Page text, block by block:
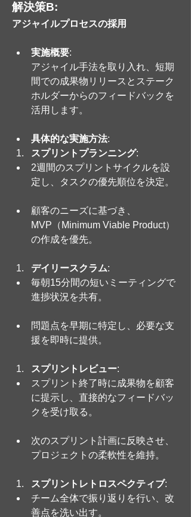
解決策B:
アジャイルプロセスの採用
実施概要:
アジャイル手法を取り入れ、短期
間での成果物リリースとステーク
ホルダーからのフィードバックを
活用します。
具体的な実施方法:
スプリントプランニング:
2週間のスプリントサイクルを設
定し、タスクの優先順位を決定。
顧客のニーズに基づき、
MVP（Minimum Viable Product）
の作成を優先。
デイリースクラム:
毎朝15分間の短いミーティングで
進捗状況を共有。
問題点を早期に特定し、必要な支
援を即時に提供。
スプリントレビュー:
スプリント終了時に成果物を顧客
に提示し、直接的なフィードバッ
クを受け取る。
次のスプリント計画に反映させ、
プロジェクトの柔軟性を維持。
スプリントレトロスペクティブ:
チーム全体で振り返りを行い、改
善点を洗い出す。